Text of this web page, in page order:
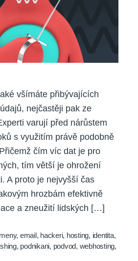
proti
všímáte přibývajících
nejčastěji pak ze
varují před nárůstem
s využitím právě podobně
čím víc dat je pro
tím větší je ohrožení
A proto je nejvyšší čas
hrozbám efektivně
a zneužití lidských […]
, email, hackeri, hosting, identita,
, podnikani, podvod, webhosting,